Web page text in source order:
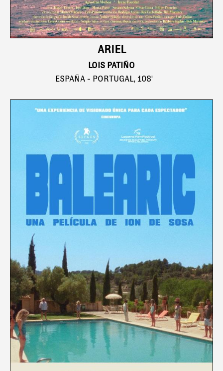
ARIEL
LOIS PATIÑO
ESPAÑA - PORTUGAL, 108'